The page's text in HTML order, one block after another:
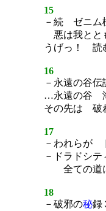
15
－続 ゼニム
悪は我とと
うげっ！ 読
16
－永遠の谷伝
…永遠の谷
その先は 破
17
－われらが
－ドラドシテ
全ての道
18
－破邪の秘録